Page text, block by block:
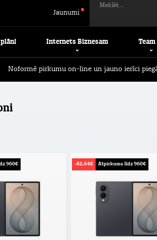
Jaunumi
Meklēt...
Internets Biznesam
Noformē pirkumu on-line un jauno ierīci
960€ -82,64€ Atpirkums līdz 960€